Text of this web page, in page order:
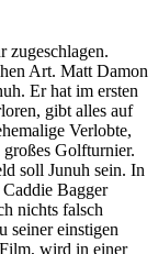
zugeschlagen.
Art. Matt Damon
Er hat im ersten
gibt alles auf
Verlobte,
Golfturnier.
soll Junuh sein. In
Bagger
nichts falsch
seiner einstigen
wird in einer